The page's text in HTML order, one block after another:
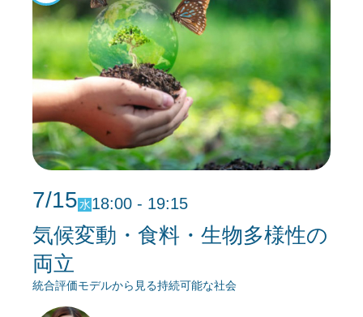
7/15水18:00 - 19:15
気候変動・食料・生物多様性の
両立
統合評価モデルから見る持続可能な社会